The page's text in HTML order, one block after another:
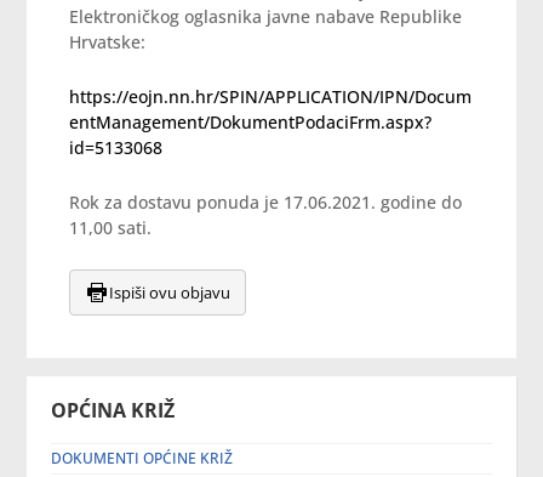
OPĆINA KRIŽ
DOKUMENTI OPĆINE KRIŽ
Elektroničkog oglasnika javne nabave Republike
Hrvatske:
https://eojn.nn.hr/SPIN/APPLICATION/IPN/Docum
entManagement/DokumentPodaciFrm.aspx?
id=5133068
Rok za dostavu ponuda je 17.06.2021. godine do
11,00 sati.
Ispiši ovu objavu